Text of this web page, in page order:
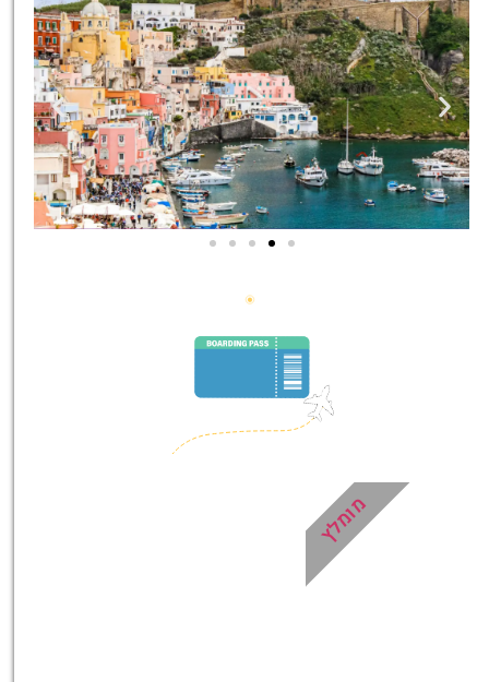
הדרכה מקצועית ואינפורמטיבית
במיוחד עבורכם!
לחצו פה!
מומלץ